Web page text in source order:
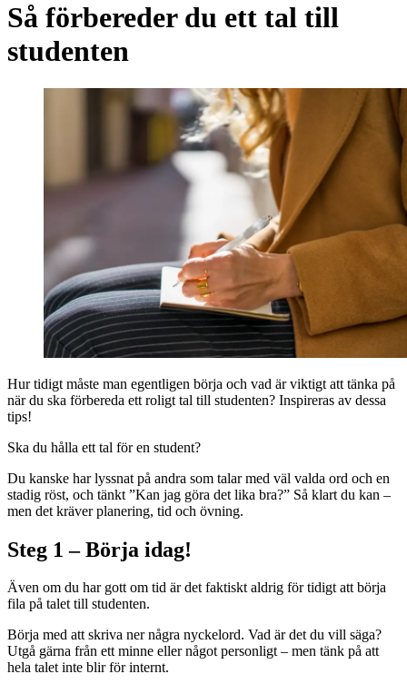
Så förbereder du ett tal till
studenten
Hur tidigt måste man egentligen börja och vad är viktigt att tänka på
när du ska förbereda ett roligt tal till studenten? Inspireras av dessa
tips!
Ska du hålla ett tal för en student?
Du kanske har lyssnat på andra som talar med väl valda ord och en
stadig röst, och tänkt ”Kan jag göra det lika bra?” Så klart du kan –
men det kräver planering, tid och övning.
Steg 1 – Börja idag!
Även om du har gott om tid är det faktiskt aldrig för tidigt att börja
fila på talet till studenten.
Börja med att skriva ner några nyckelord. Vad är det du vill säga?
Utgå gärna från ett minne eller något personligt – men tänk på att
hela talet inte blir för internt.